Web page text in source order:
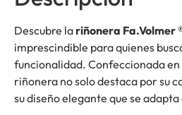
Descubre lariñonera Fa.Volmer
imprescindible para quienes
funcionalidad. Confeccionada en
riñonera no solo destaca por su
su diseño elegante que se